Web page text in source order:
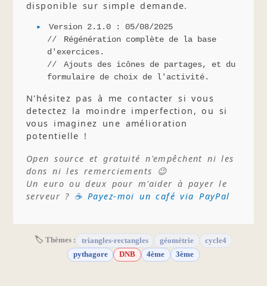
disponible sur simple demande.
Version 2.1.0 : 05/08/2025
Régénération complète de la base
d'exercices.
Ajouts des icônes de partages, et du
formulaire de choix de l'activité.
N'hésitez pas à me contacter si vous
detectez la moindre imperfection, ou si
vous imaginez une amélioration
potentielle !
Open source et gratuité n'empêchent ni les
dons ni les remerciements 😉
Un euro ou deux pour m'aider à payer le
serveur ? ☕ Payez-moi un café via PayPal
🏷 Thèmes : triangles-rectangles géométrie
cycle4
pythagore
DNB 4ème 3ème